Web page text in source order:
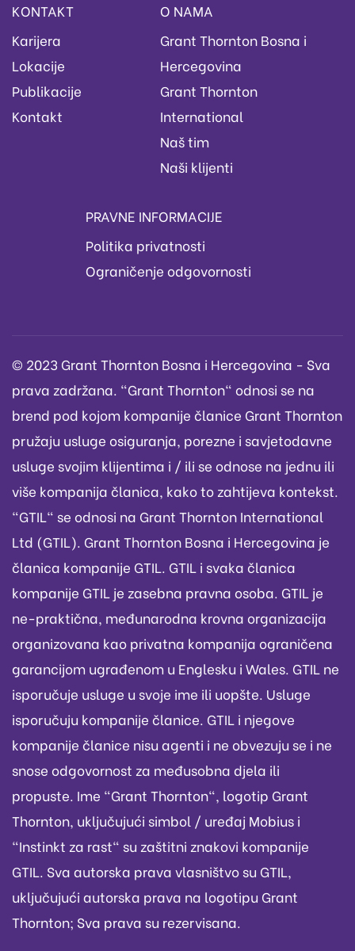
KONTAKT
Karijera
Lokacije
Publikacije
Kontakt
O NAMA
Grant Thornton Bosna i
Hercegovina
Grant Thornton
International
Naš tim
Naši klijenti
PRAVNE INFORMACIJE
Politika privatnosti
Ograničenje odgovornosti
© 2023 Grant Thornton Bosna i Hercegovina - Sva
prava zadržana. "Grant Thornton" odnosi se na
brend pod kojom kompanije članice Grant Thornton
pružaju usluge osiguranja, porezne i savjetodavne
usluge svojim klijentima i / ili se odnose na jednu ili
više kompanija članica, kako to zahtijeva kontekst.
"GTIL" se odnosi na Grant Thornton International
Ltd (GTIL). Grant Thornton Bosna i Hercegovina je
članica kompanije GTIL. GTIL i svaka članica
kompanije GTIL je zasebna pravna osoba. GTIL je
ne-praktična, međunarodna krovna organizacija
organizovana kao privatna kompanija ograničena
garancijom ugrađenom u Englesku i Wales. GTIL ne
isporučuje usluge u svoje ime ili uopšte. Usluge
isporučuju kompanije članice. GTIL i njegove
kompanije članice nisu agenti i ne obvezuju se i ne
snose odgovornost za međusobna djela ili
propuste. Ime "Grant Thornton", logotip Grant
Thornton, uključujući simbol / uređaj Mobius i
"Instinkt za rast" su zaštitni znakovi kompanije
GTIL. Sva autorska prava vlasništvo su GTIL,
uključujući autorska prava na logotipu Grant
Thornton; Sva prava su rezervisana.